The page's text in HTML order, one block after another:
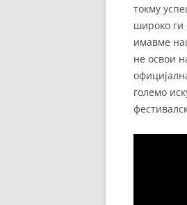
токму
широко ги
имавме
не освои
големо